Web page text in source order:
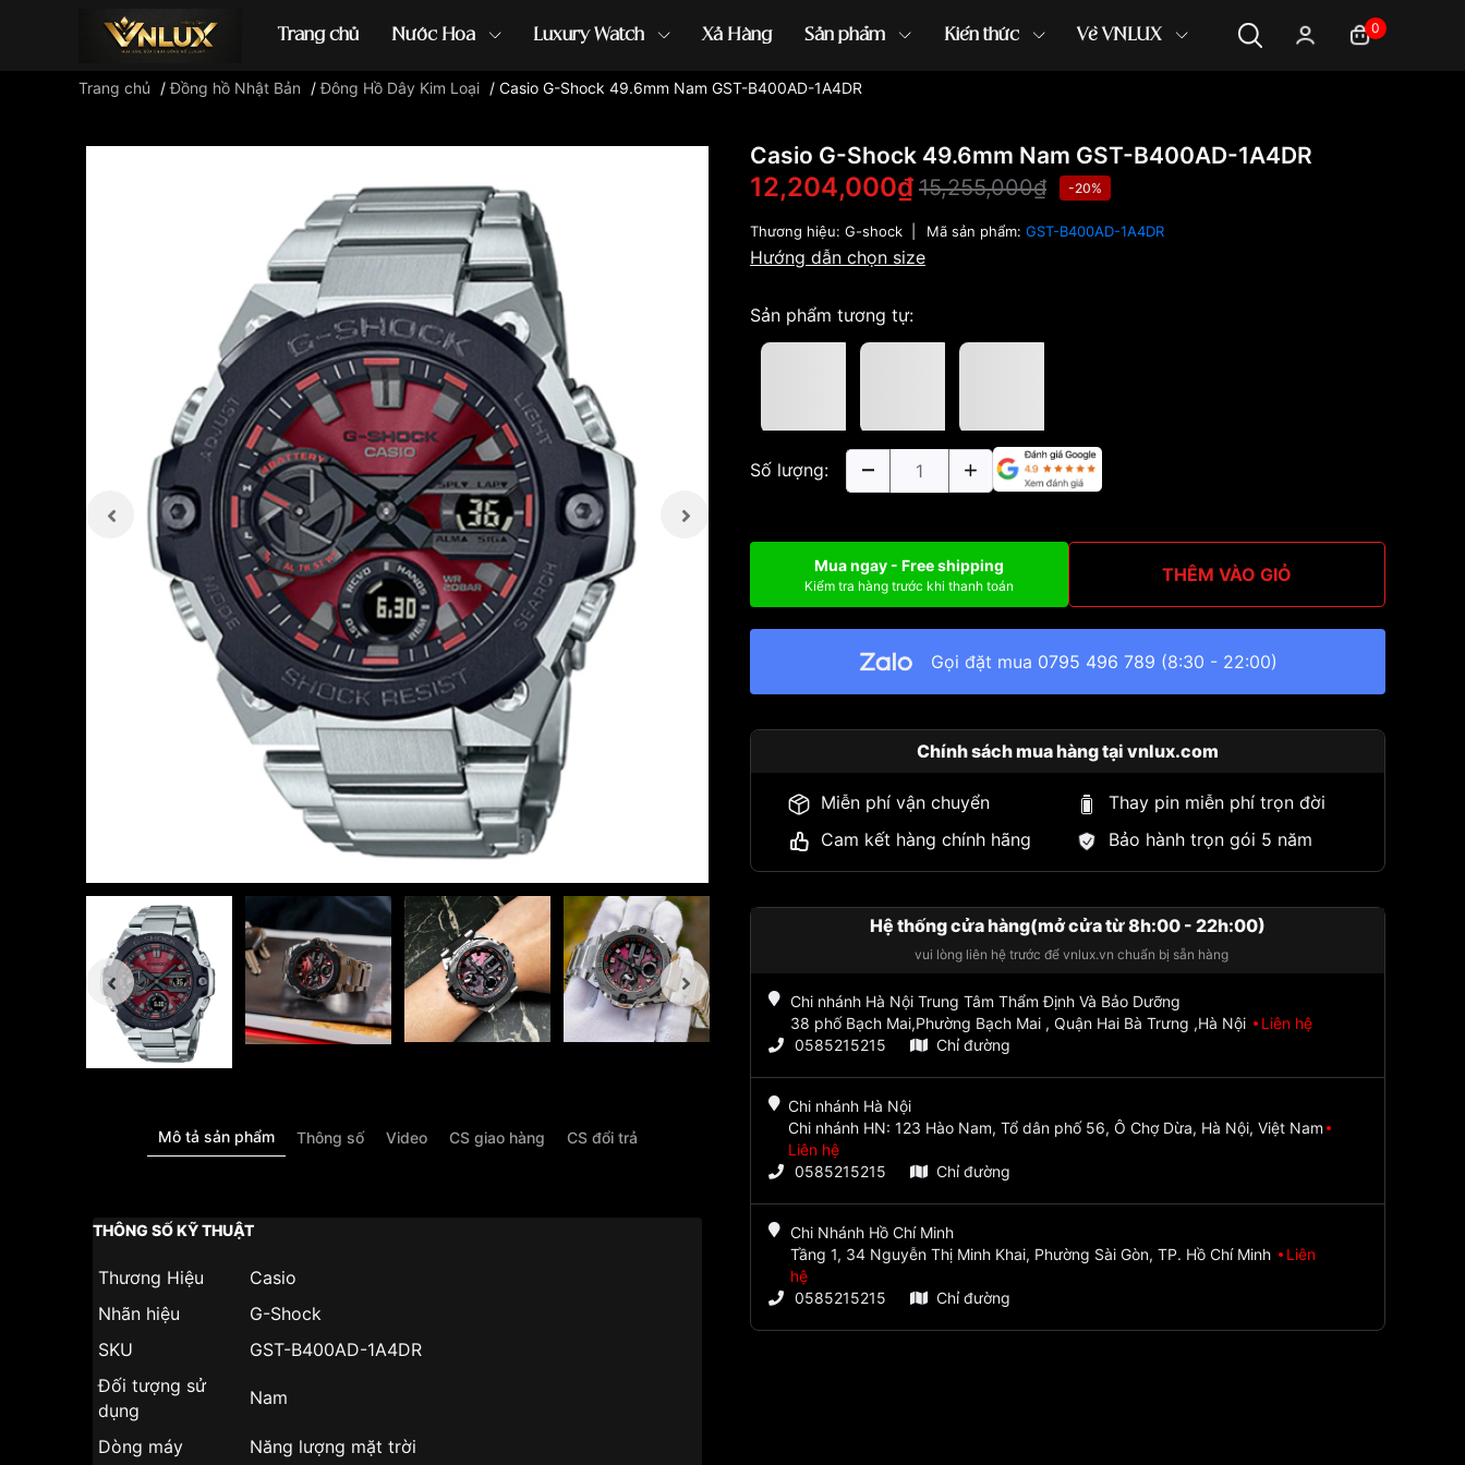
Trang chủ Nước Hoa Luxury Watch Xả Hàng Sản phẩm Kiến thức Về VNLUX 0
Đồng hồ casio đồng hồ G-Shock đồng hồ Orient ...
Trang chủ /Đồng hồ Nhật Bản /Đông Hồ Dây Kim Loại / Casio G-Shock 49.6mm Nam GST-B400AD-1A4DR
Mô tả sản phẩm Thông số Video CS giao hàng CS đổi trả
THÔNG SỐ KỸ THUẬT
Thương Hiệu
Casio
Nhãn hiệu
G-Shock
SKU
GST-B400AD-1A4DR
Đối tượng sử
dụng
Nam
Dòng máy
Năng lượng mặt trời
Casio G-Shock 49.6mm Nam GST-B400AD-1A4DR
12,204,000₫ 15,255,000₫ -20%
Thương hiệu: G-shock Mã sản phẩm: GST-B400AD-1A4DR
Hướng dẫn chọn size
Sản phẩm tương tự:
Số lượng:
Mua ngay - Free shipping
Kiểm tra hàng trước khi thanh toán THÊM VÀO GIỎ
Gọi đặt mua 0795 496 789 (8:30 - 22:00)
Chính sách mua hàng tại vnlux.com
Miễn phí vận chuyển
Thay pin miễn phí trọn đời
Cam kết hàng chính hãng
Bảo hành trọn gói 5 năm
Hệ thống cửa hàng(mở cửa từ 8h:00 - 22h:00)
vui lòng liên hệ trước để vnlux.vn chuẩn bị sẵn hàng
Chi nhánh Hà Nội Trung Tâm Thẩm Định Và Bảo Dưỡng
38 phố Bạch Mai,Phường Bạch Mai , Quận Hai Bà Trưng ,Hà Nội
Liên hệ
0585215215
Chỉ đường
Chi nhánh Hà Nội
Chi nhánh HN: 123 Hào Nam, Tổ dân phố 56, Ô Chợ Dừa, Hà Nội, Việt Nam
Liên hệ
0585215215
Chỉ đường
Chi Nhánh Hồ Chí Minh
Tầng 1, 34 Nguyễn Thị Minh Khai, Phường Sài Gòn, TP. Hồ Chí Minh
Liên
hệ
0585215215
Chỉ đường